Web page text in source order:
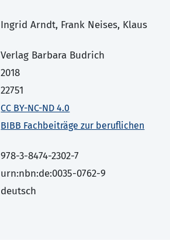
Ingrid Arndt, Frank Neises, Klaus
Verlag Barbara Budrich
2018
22751
CC BY-NC-ND 4.0
BIBB Fachbeiträge zur beruflichen
978-3-8474-2302-7
urn:nbn:de:0035-0762-9
deutsch